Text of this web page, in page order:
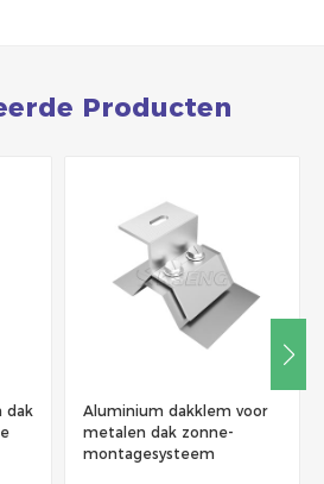
Producten
dak
Aluminium dakklem voor
metalen dak zonne-
montagesysteem